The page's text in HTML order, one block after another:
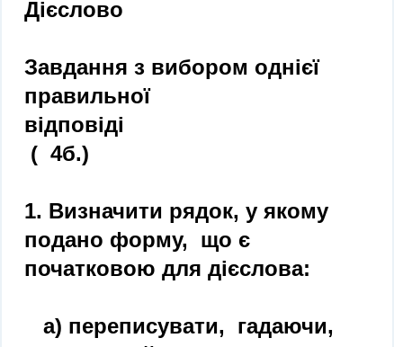
Дієслово
Завдання з вибором однієї
правильної
відповіді
( 4б.)
1. Визначити рядок, у якому
подано форму, що є
початковою для дієслова:
а) переписувати, гадаючи,